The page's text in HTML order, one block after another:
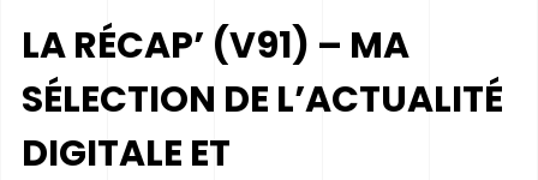
LA RÉCAP’ (V91) – MA
SÉLECTION DE L’ACTUALITÉ
DIGITALE ET